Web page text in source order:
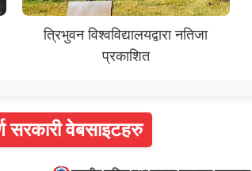
त्रिभुवन विश्वविद्यालयद्वारा नतिजा
प्रकाशित
सरकारी वेबसाइटहरु